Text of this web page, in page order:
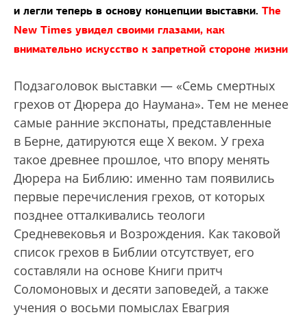
и легли теперь в основу концепции выставки. The
New Times увидел своими глазами, как
внимательно искусство к запретной стороне жизни
Подзаголовок выставки — «Семь смертных
грехов от Дюрера до Наумана». Тем не менее
самые ранние экспонаты, представленные
в Берне, датируются еще Х веком. У греха
такое древнее прошлое, что впору менять
Дюрера на Библию: именно там появились
первые перечисления грехов, от которых
позднее отталкивались теологи
Средневековья и Возрождения. Как таковой
список грехов в Библии отсутствует, его
составляли на основе Книги притч
Соломоновых и десяти заповедей, а также
учения о восьми помыслах Евагрия